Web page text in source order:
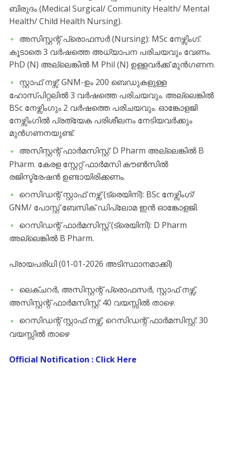
ബിരുദം (Medical Surgical/ Community Health/ Mental
Health/ Child Health Nursing).
​അസിസ്റ്റന്റ് പ്രൊഫസർ (Nursing): MSc നേഴ്സിംഗ്.
കൂടാതെ 3 വർഷത്തെ അധ്യാപന പരിചയവും വേണം.
PhD (N) അല്ലെങ്കിൽ M Phil (N) ഉള്ളവർക്ക് മുൻഗണന.
​സ്റ്റാഫ് നഴ്സ്: GNM-ഉം 200 ബെഡുകളുള്ള
ഹോസ്പിറ്റലിൽ 3 വർഷത്തെ പരിചയവും. അല്ലെങ്കിൽ
BSc നേഴ്സിംഗും 2 വർഷത്തെ പരിചയവും. ഓങ്കോളജി
നേഴ്സിംഗിൽ പ്രത്യേക പരിശീലനം നേടിയവർക്കും
മുൻഗണനയുണ്ട്.
​അസിസ്റ്റന്റ് ഫാർമസിസ്റ്റ്: D Pharm അല്ലെങ്കിൽ B
Pharm. കേരള സ്റ്റേറ്റ് ഫാർമസി കൗൺസിൽ
രജിസ്ട്രേഷൻ ഉണ്ടായിരിക്കണം.
​റെസിഡന്റ് സ്റ്റാഫ് നഴ്സ് (ട്രെയിനി): BSc നേഴ്സിംഗ്/
GNM/ പോസ്റ്റ് ബേസിക് ഡിപ്ലോമ ഇൻ ഓങ്കോളജി.
​റെസിഡന്റ് ഫാർമസിസ്റ്റ് (ട്രെയിനി): D Pharm
അല്ലെങ്കിൽ B Pharm.
​പ്രായപരിധി (01-01-2026 അടിസ്ഥാനമാക്കി)
​ലെക്ചറർ, അസിസ്റ്റന്റ് പ്രൊഫസർ, സ്റ്റാഫ് നഴ്സ്,
അസിസ്റ്റന്റ് ഫാർമസിസ്റ്റ്: 40 വയസ്സിൽ താഴെ.
​റെസിഡന്റ് സ്റ്റാഫ് നഴ്സ്, റെസിഡന്റ് ഫാർമസിസ്റ്റ്: 30
വയസ്സിൽ താഴെ
Official Notification : Click Here